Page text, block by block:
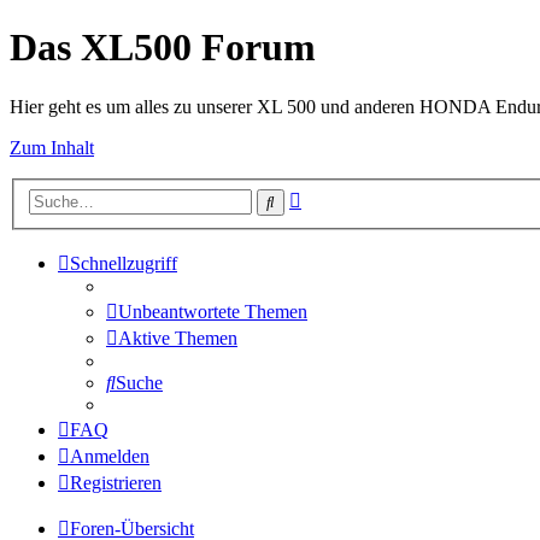
Das XL500 Forum
Hier geht es um alles zu unserer XL 500 und anderen HONDA
Zum Inhalt
Suche
Schnellzugriff
Unbeantwortete Themen
Aktive Themen
Suche
FAQ
Anmelden
Registrieren
Foren-Übersicht